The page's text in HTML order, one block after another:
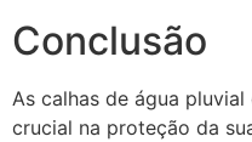
Conclusão
As calhas de água
crucial na proteção da